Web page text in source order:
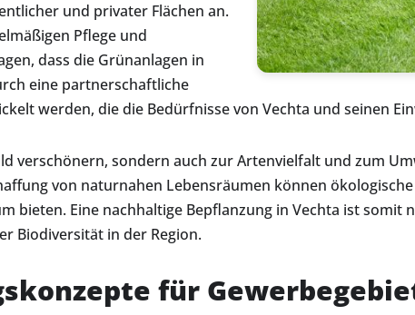
und privater Flächen an.
Pflege und
dass die Grünanlagen in
eine partnerschaftliche
werden, die die Bedürfnisse von Vechta und seinen
verschönern, sondern auch zur Artenvielfalt und zum
von naturnahen Lebensräumen können
bieten. Eine nachhaltige Bepflanzung in Vechta ist somit
Biodiversität in der Region.
für